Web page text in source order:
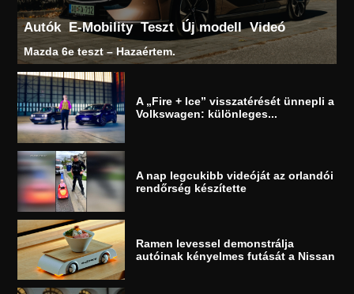
Autók E-Mobility Teszt Új modell Videó
Mazda 6e teszt – Hazaértem.
A „Fire + Ice” visszatérését ünnepli a
Volkswagen: különleges...
A nap legcukibb videóját az orlandói
rendőrség készítette
Ramen levessel demonstrálja
autóinak kényelmes futását a Nissan